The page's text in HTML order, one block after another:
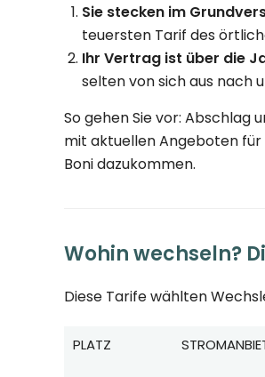
Sie stecken im
teuersten Tarif des
Ihr Vertrag ist über die
selten von sich aus nach
So gehen Sie vor:
mit aktuellen Angeboten für
Boni dazukommen.
Wohin wechseln?
Diese Tarife wählten
PLATZ